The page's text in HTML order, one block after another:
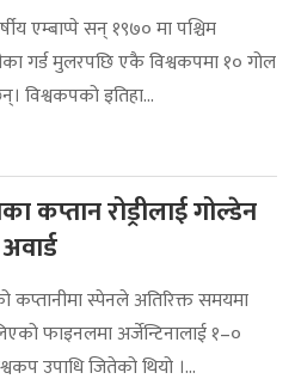
एम्बाप्पे सन् १९७० मा पश्चिम
गर्ड मुलरपछि एकै विश्वकपमा १० गोल
विश्वकपको इतिहा...
कप्तान रोड्रीलाई गोल्डेन
कप्तानीमा स्पेनले अतिरिक्त समयमा
फाइनलमा अर्जेन्टिनालाई १–०
उपाधि जितेको थियो ।...